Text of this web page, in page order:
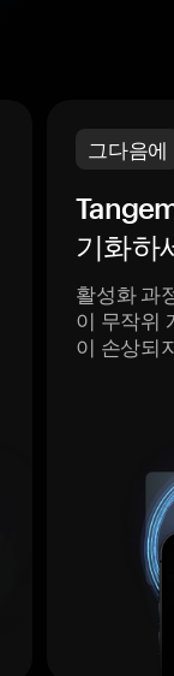
그다음에
기화하
활성화 과
이 무작위
이 손상되